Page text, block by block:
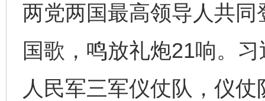
两党两国最高领导人共
国歌，鸣放礼炮21响。
人民军三军仪仗队，仪